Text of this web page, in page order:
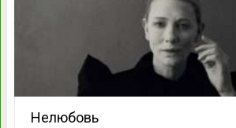
Нелюбовь